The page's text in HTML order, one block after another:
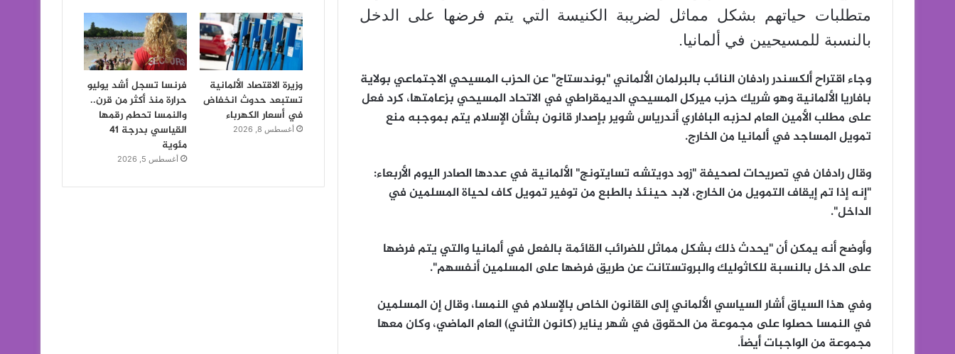
متطلبات حياتهم بشكل مماثل لضريبة الكنيسة التي يتم فرضها على الدخل
بالنسبة للمسيحيين في ألمانيا.
وجاء اقتراح ألكسندر رادفان النائب بالبرلمان الألماني "بوندستاج" عن الحزب المسيحي الاجتماعي بولاية
بافاريا الألمانية وهو شريك حزب ميركل المسيحي الديمقراطي في الاتحاد المسيحي بزعامتها، كرد فعل
على مطلب الأمين العام لحزبه البافاري أندرياس شوير بإصدار قانون بشأن الإسلام يتم بموجبه منع
تمويل المساجد في ألمانيا من الخارج.
وقال رادفان في تصريحات لصحيفة "زود دويتشه تسايتونج" الألمانية في عددها الصادر اليوم الأربعاء:
"إنه إذا تم إيقاف التمويل من الخارج، لابد حينئذ بالطبع من توفير تمويل كاف لحياة المسلمين في
الداخل".
وأوضح أنه يمكن أن "يحدث ذلك بشكل مماثل للضرائب القائمة بالفعل في ألمانيا والتي يتم فرضها
على الدخل بالنسبة للكاثوليك والبروتستانت عن طريق فرضها على المسلمين أنفسهم".
وفي هذا السياق أشار السياسي الألماني إلى القانون الخاص بالإسلام في النمسا، وقال إن المسلمين
في النمسا حصلوا على مجموعة من الحقوق في شهر يناير (كانون الثاني) العام الماضي، وكان معها
مجموعة من الواجبات أيضاً.
وزيرة الاقتصاد الألمانية
تستبعد حدوث انخفاض
في أسعار الكهرباء
أغسطس 8, 2026
فرنسا تسجل أشد يوليو
حرارة منذ أكثر من قرن..
والنمسا تحطم رقمها
القياسي بدرجة 41
مئوية
أغسطس 5, 2026